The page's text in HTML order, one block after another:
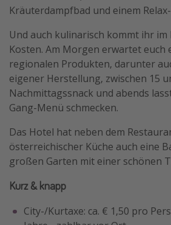
Kräuterdampfbad und einem
Und auch kulinarisch kommt ihr
Kosten. Am Morgen erwartet euch
regionalen Produkten, darunter
eigener Herstellung, zwischen 15
Nachmittagssnack und abends
Gang-Menü schmecken.
Das Hotel hat neben dem
österreichischer Küche auch eine
großen Garten mit einer schönen
Kurz & knapp
City-/Kurtaxe: ca. € 1,50 pro